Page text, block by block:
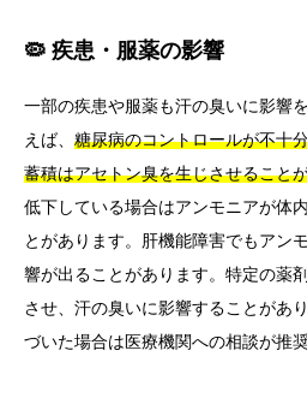
🦠 疾患・服薬の影響
一部の疾患や服薬も汗の臭いに影響
えば、 糖尿病のコントロールが不十
蓄積はアセトン臭を生じさせること
低下している場合はアンモニアが体
とがあります。肝機能障害でもアン
響が出ることがあります。特定の薬
させ、汗の臭いに影響することがあ
づいた場合は医療機関への相談が推奨